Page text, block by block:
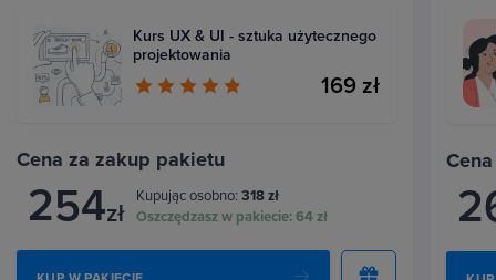
Kurs UX & UI - sztuka użytecznego
projektowania
169 zł
Cena za zakup pakietu
254zł
Kupując osobno: 318 zł
Oszczędzasz w pakiecie:64 zł